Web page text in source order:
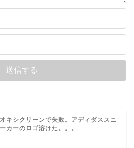
オキシクリーンで失敗。アディダススニ
ーカーのロゴ溶けた。。。